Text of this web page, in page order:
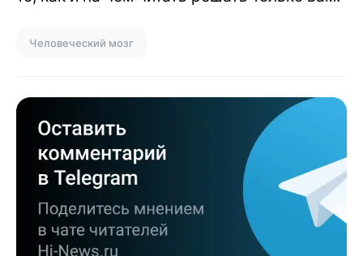
Человеческий мозг